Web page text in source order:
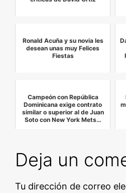
Ronald Acuña y su novia les
desean unas muy Felices
Fiestas
Campeón con República
Dominicana exige contrato
similar o superior al de Juan
Soto con New York Mets…
Deja un
Tu dirección de correo